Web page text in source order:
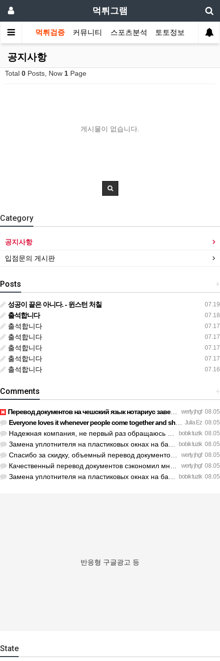
먹튀그램
먹튀검증 커뮤니티 스포츠분석 토토정보
공지사항
Total 0 Posts, Now 1 Page
게시물이 없습니다.
Category
공지사항
입점문의 게시판
+
Posts
07.19
성공이 끝은 아니다. - 윈스턴 처칠
07.18
출석합니다
07.17
출석합니다
07.17
출석합니다
07.17
출석합니다
07.17
출석합니다
07.16
출석합니다
+
Comments
werty jhgf 08.05
Перевод документов на чешский язык нотариус заверил с первог…
Julia Ez 08.05
Everyone loves it whenever people come together and share op…
bobik tuzik 08.05
Надежная компания, не первый раз обращаюсь к ним за обслужив…
bobik tuzik 08.05
Замена уплотнителя на пластиковых окнах на балконе решила пр…
werty jhgf 08.05
Спасибо за скидку, объемный перевод документов обошелся деше…
werty jhgf 08.05
Качественный перевод документов сэкономил мне кучу нервов пе…
bobik tuzik 08.05
Замена уплотнителя на пластиковых окнах на балконе решила пр…
반응형 구글광고 등
State